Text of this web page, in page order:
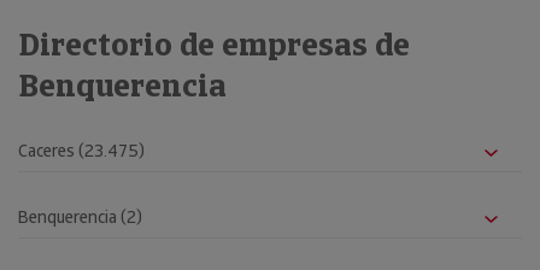
Directorio de empresas de
Benquerencia